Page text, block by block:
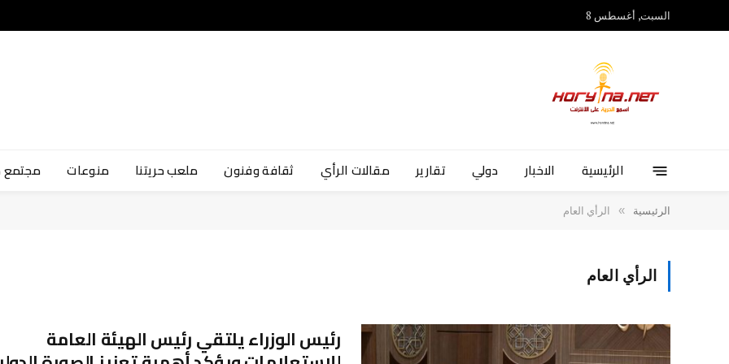
السبت, أغسطس 8
الرئيسية الاخبار دولي تقارير مقالات الرأي ثقافة وفنون ملعب حريتنا منوعات
الرئيسية » الرأي العام
الرأي العام
رئيس الوزراء يلتقي رئيس الهيئة العامة